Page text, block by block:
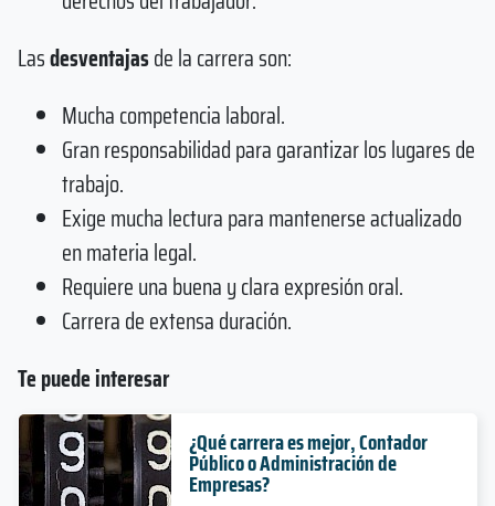
Lasdesventajasde la carrera son:
Mucha competencia laboral.
Gran responsabilidad para garantizar los lugares de
trabajo.
Exige mucha lectura para mantenerse actualizado
en materia legal.
Requiere una buena y clara expresión oral.
Carrera de extensa duración.
Te puede interesar
¿Qué carrera es mejor, Contador
Público o Administración de
Empresas?